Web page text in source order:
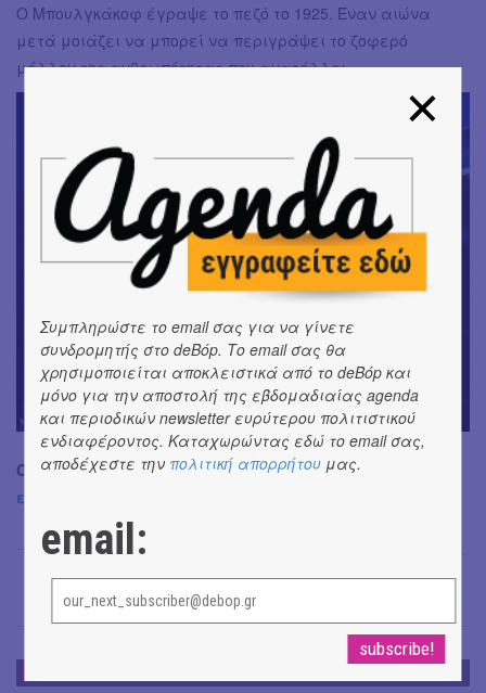
Ο Μπουλγκάκοφ έγραψε το πεζό το 1925. Έναν αιώνα
μετά μοιάζει να μπορεί να περιγράψει το ζοφερό
μέλλον της ανθρωπότητας που ανατέλλει.
Όλες οι πληροφορίες για την παράσταση βρίσκονται
εδώ
Συμπληρώστε το email σας για να γίνετε
συνδρομητής στο deBόp. Το email σας θα
χρησιμοποιείται αποκλειστικά από το deBόp και
μόνο για την αποστολή της εβδομαδιαίας agenda
και περιοδικών newsletter ευρύτερου πολιτιστικού
ενδιαφέροντος. Καταχωρώντας εδώ το email σας,
αποδέχεστε την πολιτική απορρήτου μας.
email: